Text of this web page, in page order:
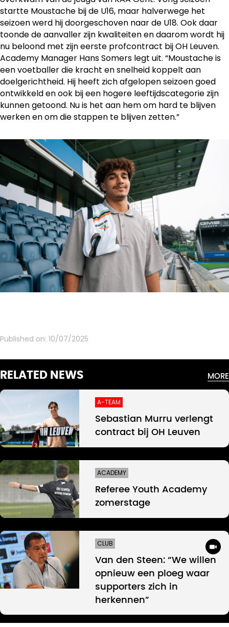
startte Moustache bij de U16, maar halverwege het
seizoen werd hij doorgeschoven naar de U18. Ook daar
toonde de aanvaller zijn kwaliteiten en daarom wordt hij
nu beloond met zijn eerste profcontract bij OH Leuven.
Academy Manager Hans Somers legt uit. “Moustache is
een voetballer die kracht en snelheid koppelt aan
doelgerichtheid. Hij heeft zich afgelopen seizoen goed
ontwikkeld en ook bij een hogere leeftijdscategorie zijn
kunnen getoond. Nu is het aan hem om hard te blijven
werken en om die stappen te blijven zetten.”
Published on: 10/07/2025
RELATED NEWS MORE
A-TEAM
Sebastian Murru verlengt
contract bij OH Leuven
ACADEMY
Referee Youth Academy
zomerstage
CLUB
Van den Steen: “We willen
opnieuw een ploeg waar
supporters zich in
herkennen”